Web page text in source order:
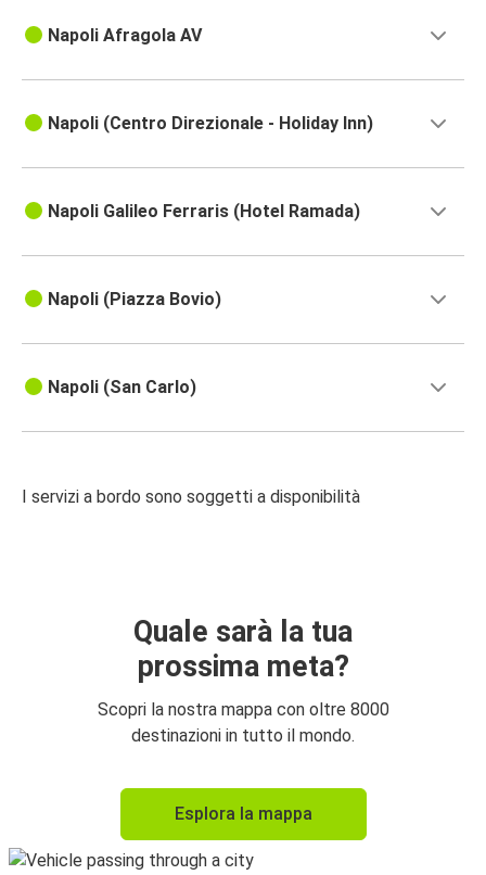
Napoli Afragola AV
Napoli (Centro Direzionale - Holiday Inn)
Napoli Galileo Ferraris (Hotel Ramada)
Napoli (Piazza Bovio)
Napoli (San Carlo)
I servizi a bordo sono soggetti a disponibilità
Quale sarà la tua
prossima meta?
Scopri la nostra mappa con oltre 8000
destinazioni in tutto il mondo.
Esplora la mappa